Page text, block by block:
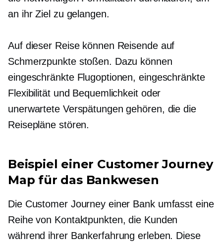
an ihr Ziel zu gelangen.
Auf dieser Reise können Reisende auf
Schmerzpunkte stoßen. Dazu können
eingeschränkte Flugoptionen, eingeschränkte
Flexibilität und Bequemlichkeit oder
unerwartete Verspätungen gehören, die die
Reisepläne stören.
Beispiel einer Customer Journey
Map für das Bankwesen
Die Customer Journey einer Bank umfasst eine
Reihe von Kontaktpunkten, die Kunden
während ihrer Bankerfahrung erleben. Diese